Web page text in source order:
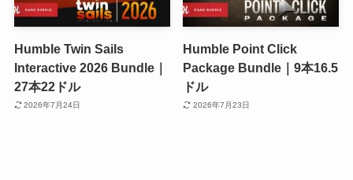
Humble Twin Sails
Interactive 2026 Bundle｜
27本22ドル
2026年7月24日
Humble Point Click
Package Bundle｜9本16.5
ドル
2026年7月23日